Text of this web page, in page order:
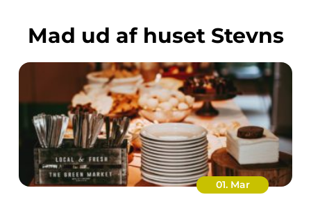
Mad ud af huset Stevns
01. Mar